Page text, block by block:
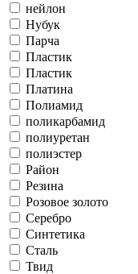
нейлон
Нубук
Парча
Пластик
Пластик
Платина
Полиамид
поликарбамид
полиуретан
полиэстер
Район
Резина
Розовое золото
Серебро
Синтетика
Сталь
Твид